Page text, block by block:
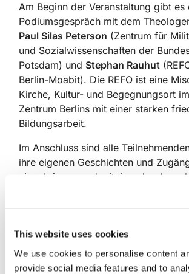
This website uses cookies
We use cookies to personalise content
provide social media features and to
Am Beginn der Veranstaltung gibt es
Podiumsgespräch mit dem
Paul Silas Peterson (Zentrum für
und Sozialwissenschaften der
Potsdam) und Stephan Rauhut
Berlin-Moabit). Die REFO ist eine
Kirche, Kultur- und Begegnungsort
Zentrum Berlins mit einer starken
Bildungsarbeit.
Im Anschluss sind alle
ihre eigenen Geschichten und
einzubringen und miteinander
was unsere Gesellschaft
Friedensbeauftragter der